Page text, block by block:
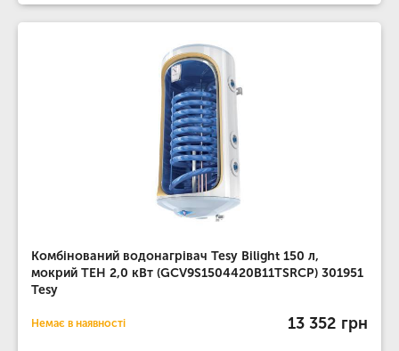
Комбінований водонагрівач Tesy Bilight 150 л,
мокрий ТЕН 2,0 кВт (GCV9S1504420B11TSRCP) 301951
Tesy
Немає в наявності 13 352 грн